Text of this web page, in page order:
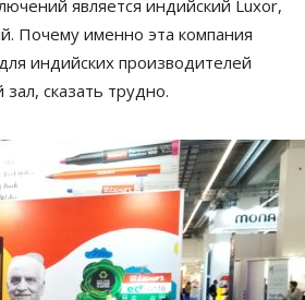
является индийский Luxor,
Почему именно эта компания
индийских производителей
сказать трудно.